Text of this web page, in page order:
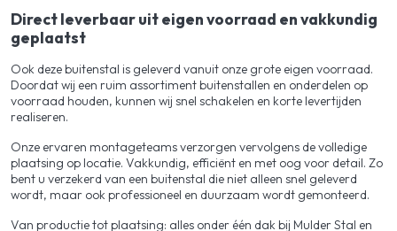
Direct leverbaar uit eigen voorraad en vakkundig
geplaatst
Ook deze buitenstal is geleverd vanuit onze grote eigen voorraad.
Doordat wij een ruim assortiment buitenstallen en onderdelen op
voorraad houden, kunnen wij snel schakelen en korte levertijden
realiseren.
Onze ervaren montageteams verzorgen vervolgens de volledige
plaatsing op locatie. Vakkundig, efficiënt en met oog voor detail. Zo
bent u verzekerd van een buitenstal die niet alleen snel geleverd
wordt, maar ook professioneel en duurzaam wordt gemonteerd.
Van productie tot plaatsing: alles onder één dak bij Mulder Stal en